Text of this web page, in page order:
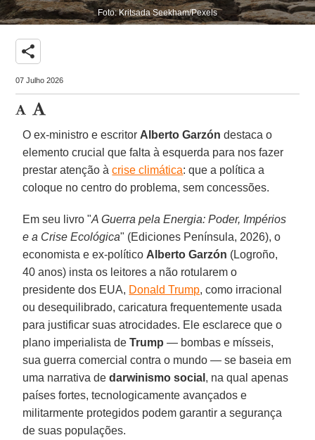
Foto: Kritsada Seekham/Pexels
share
07 Julho 2026
O ex-ministro e escritor Alberto Garzón destaca o
elemento crucial que falta à esquerda para nos fazer
prestar atenção àcrise climática: que a política a
coloque no centro do problema, sem concessões.
Em seu livro "A Guerra pela Energia: Poder, Impérios
e a Crise Ecológica" (Ediciones Península, 2026), o
economista e ex-político Alberto Garzón (Logroño,
40 anos) insta os leitores a não rotularem o
presidente dos EUA, Donald Trump, como irracional
ou desequilibrado, caricatura frequentemente usada
para justificar suas atrocidades. Ele esclarece que o
plano imperialista deTrump — bombas e mísseis,
sua guerra comercial contra o mundo — se baseia em
uma narrativa dedarwinismo social , na qual apenas
países fortes, tecnologicamente avançados e
militarmente protegidos podem garantir a segurança
de suas populações.